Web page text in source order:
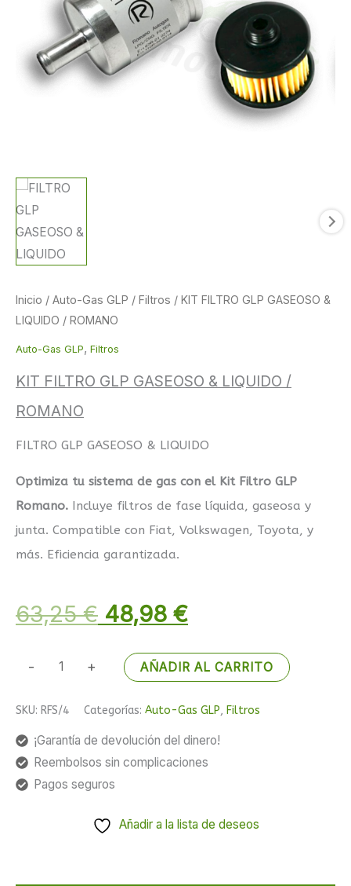
Inicio / Auto-Gas GLP / Filtros / KIT FILTRO GLP GASEOSO &
LIQUIDO / ROMANO
Auto-Gas GLP, Filtros
KIT FILTRO GLP GASEOSO & LIQUIDO /
ROMANO
FILTRO GLP GASEOSO & LIQUIDO
Optimiza tu sistema de gas con el Kit Filtro GLP
Romano. Incluye filtros de fase líquida, gaseosa y
junta. Compatible con Fiat, Volkswagen, Toyota, y
más. Eficiencia garantizada.
63,25€
original
era:
48,98 €
actual
es:
-
ROMANO
+ AÑADIR AL CARRITO
SKU: RFS/4 Categorías: Auto-Gas GLP, Filtros
¡Garantía de devolución del dinero!
Reembolsos sin complicaciones
Pagos seguros
Añadir a la lista de deseos